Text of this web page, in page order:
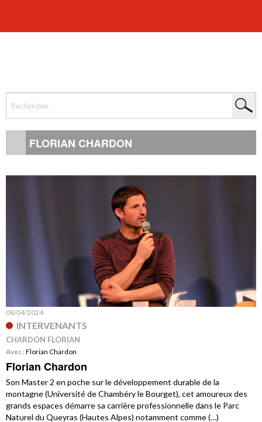
FLORIAN CHARDON
08/04/2024
INTERVENANTS
CHARDON FLORIAN
Avec :Florian Chardon
Florian Chardon
Son Master 2 en poche sur le développement durable de la
montagne (Université de Chambéry le Bourget), cet amoureux des
grands espaces démarre sa carrière professionnelle dans le Parc
Naturel du Queyras (Hautes Alpes) notamment comme (…)